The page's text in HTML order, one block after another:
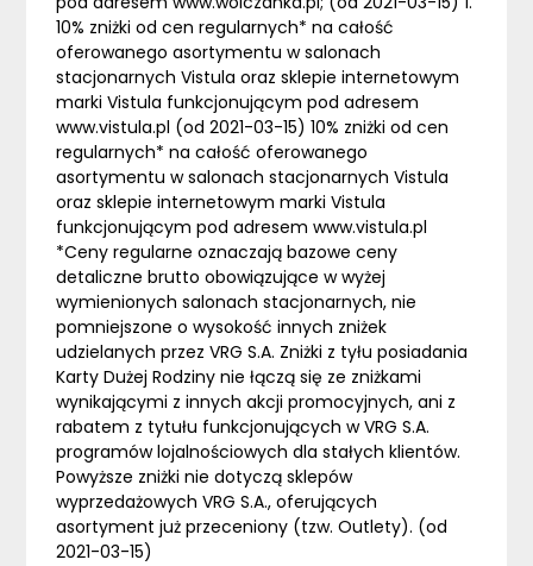
10% zniżki od cen regularnych* na całość
oferowanego asortymentu w salonach
stacjonarnych Vistula oraz sklepie internetowym
marki Vistula funkcjonującym pod adresem
www.vistula.pl (od 2021-03-15) 10% zniżki od cen
regularnych* na całość oferowanego
asortymentu w salonach stacjonarnych Vistula
oraz sklepie internetowym marki Vistula
funkcjonującym pod adresem www.vistula.pl
*Ceny regularne oznaczają bazowe ceny
detaliczne brutto obowiązujące w wyżej
wymienionych salonach stacjonarnych, nie
pomniejszone o wysokość innych zniżek
udzielanych przez VRG S.A. Zniżki z tyłu posiadania
Karty Dużej Rodziny nie łączą się ze zniżkami
wynikającymi z innych akcji promocyjnych, ani z
rabatem z tytułu funkcjonujących w VRG S.A.
programów lojalnościowych dla stałych klientów.
Powyższe zniżki nie dotyczą sklepów
wyprzedażowych VRG S.A., oferujących
asortyment już przeceniony (tzw. Outlety). (od
2021-03-15)